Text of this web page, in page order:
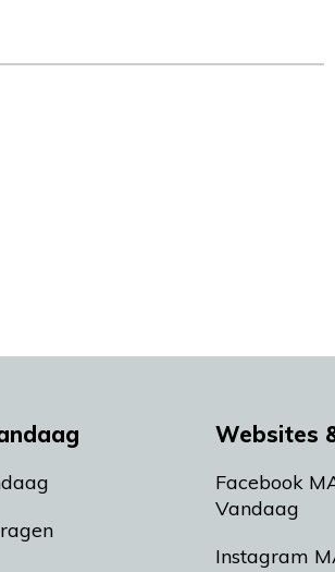
Websites
Facebook
Vandaag
Instagram